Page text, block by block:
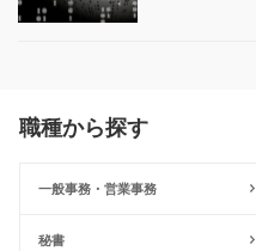
職種から探す
一般事務・営業事務
秘書